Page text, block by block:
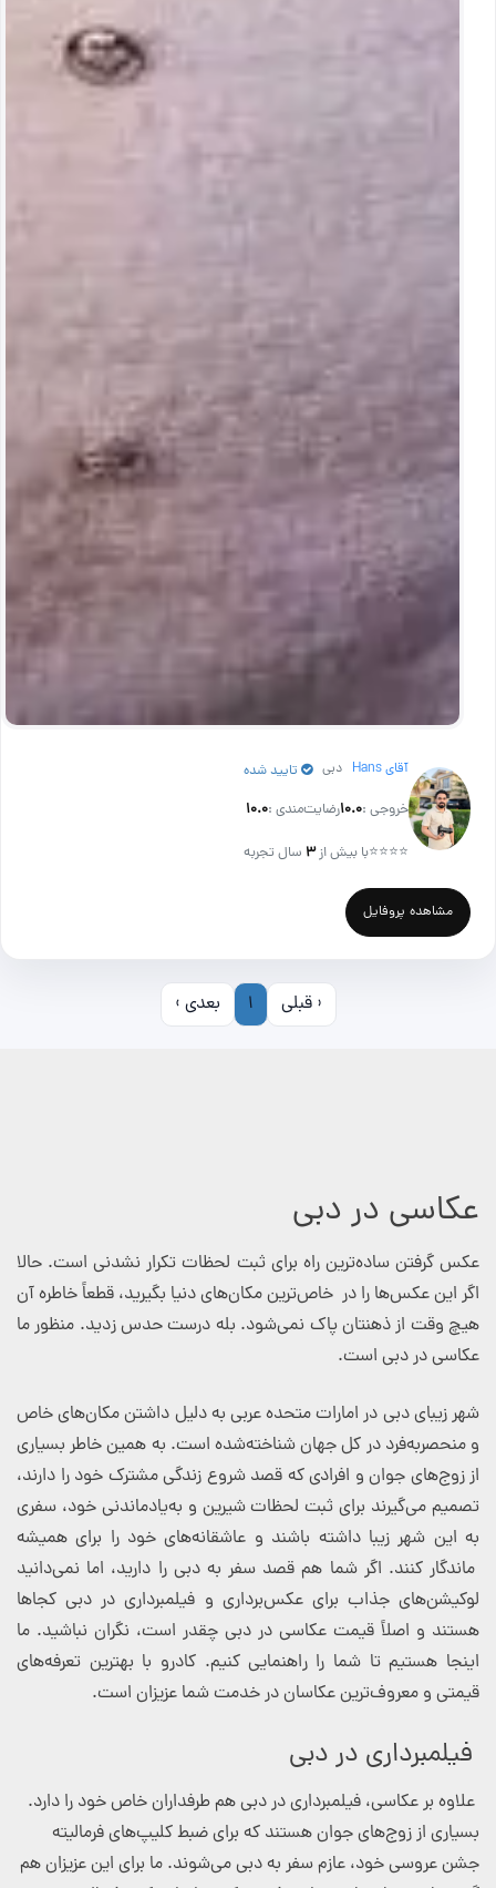
آقای Hans دبی تایید شده
خروجی :۱۰.۰رضایت‌مندی :۱۰.۰
⭐⭐⭐⭐با بیش از۳ سال تجربه
مشاهده پروفایل
‹ قبلی 1 بعدی ›
عکاسی در دبی
عکس گرفتن ساده‌ترین راه برای ثبت لحظات تکرار نشدنی است. حالا
اگر این عکس‌ها را در خاص‌ترین مکان‌های دنیا بگیرید، قطعاً خاطره آن
هیچ وقت از ذهنتان پاک نمی‌شود. بله درست حدس زدید. منظور ما
عکاسی در دبی است.
شهر زیبای دبی در امارات متحده عربی به دلیل داشتن مکان‌های خاص
و منحصربه‌فرد در کل جهان شناخته‌شده است. به همین خاطر بسیاری
از زوج‌های جوان و افرادی که قصد شروع زندگی مشترک خود را دارند،
تصمیم می‌گیرند برای ثبت لحظات شیرین و به‌یادماندنی خود، سفری
به این شهر زیبا داشته باشند و عاشقانه‌های خود را برای همیشه
ماندگار کنند. اگر شما هم قصد سفر به دبی را دارید، اما نمی‌دانید
لوکیشن‌های جذاب برای عکس‌برداری و فیلمبرداری در دبی کجاها
هستند و اصلاً قیمت عکاسی در دبی چقدر است، نگران نباشید. ما
اینجا هستیم تا شما را راهنمایی کنیم. کادرو با بهترین تعرفه‌های
قیمتی و معروف‌ترین عکاسان در خدمت شما عزیزان است.
فیلمبرداری در دبی
علاوه بر عکاسی، فیلمبرداری در دبی هم طرفداران خاص خود را دارد.
بسیاری از زوج‌های جوان هستند که برای ضبط کلیپ‌های فرمالیته
جشن عروسی خود، عازم سفر به دبی می‌شوند. ما برای این عزیزان هم